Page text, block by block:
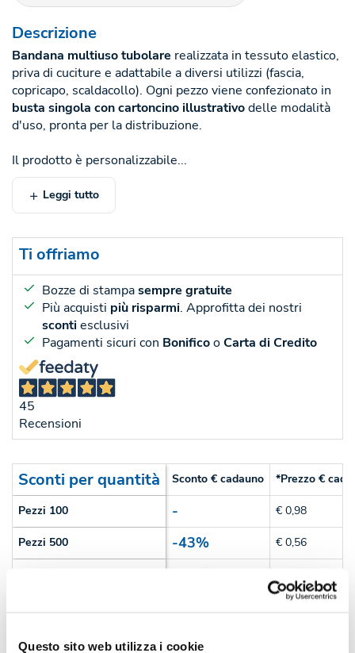
Questo sito web utilizza i cookie
Descrizione
Bandana multiuso tubolare realizzata in tessuto elastico,
priva di cuciture e adattabile a diversi utilizzi (fascia,
copricapo, scaldacollo). Ogni pezzo viene confezionato in
busta singola con cartoncino illustrativodelle modalità
d'uso, pronta per la distribuzione.
Il prodotto è personalizzabile...
Leggi tutto
Ti offriamo
Bozze di stampasempre gratuite
Più acquisti più risparmi. Approfitta dei nostri
scontiesclusivi
Pagamenti sicuri con BonificooCarta di Credito
45
Recensioni
Sconti per quantità Sconto € cadauno *Prezzo €
Pezzi 100 - € 0,98
Pezzi 500 -43% € 0,56
€ 0,52